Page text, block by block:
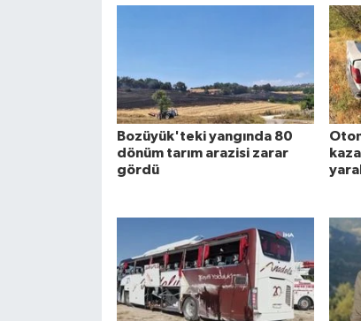
Bozüyük'teki yangında 80
dönüm tarım arazisi zarar
gördü